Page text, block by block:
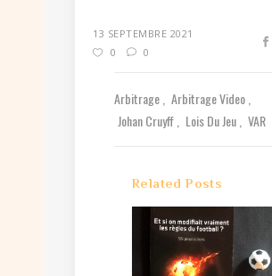
13 SEPTEMBRE 2021
0
0
Arbitrage
Arbitrage Video
Johan Cruyff
Lois Du Jeu VAR
Related Posts